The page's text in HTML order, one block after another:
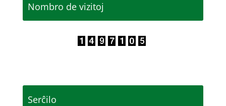
Nombro de vizitoj
Serĉilo